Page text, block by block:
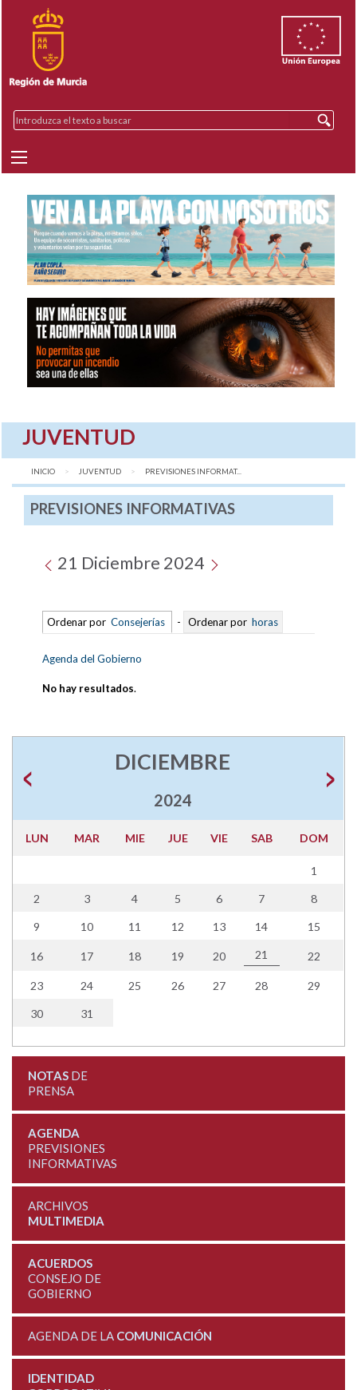
JUVENTUD
INICIO JUVENTUD AQUÍ:
PREVISIONES INFORMAT...
PREVISIONES INFORMATIVAS
21 Diciembre 2024
Ordenar por Consejerías - Ordenar por horas
Agenda del Gobierno
No hay resultados.
DICIEMBRE
2024
LUN MAR MIE JUE VIE SAB DOM
1
2 3 4 5 6 7 8
9 10 11 12 13 14 15
16 17 18 19 20 21 22
23 24 25 26 27 28 29
30 31
NOTASDE
PRENSA
AGENDA
PREVISIONES
INFORMATIVAS
ARCHIVOS
MULTIMEDIA
ACUERDOS
CONSEJO DE
GOBIERNO
AGENDA DE LA COMUNICACIÓN
IDENTIDAD